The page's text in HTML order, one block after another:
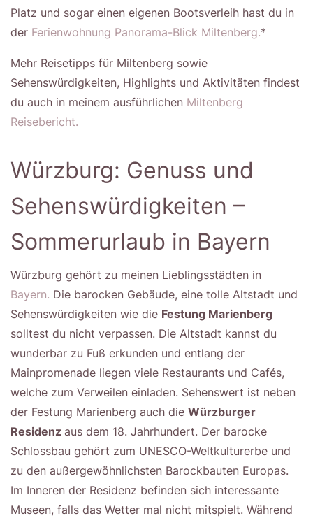
Platz und sogar einen eigenen Bootsverleih hast du in
der Ferienwohnung Panorama-Blick Miltenberg.*
Mehr Reisetipps für Miltenberg sowie
Sehenswürdigkeiten, Highlights und Aktivitäten findest
du auch in meinem ausführlichen Miltenberg
Reisebericht.
Würzburg: Genuss und
Sehenswürdigkeiten –
Sommerurlaub in Bayern
Würzburg gehört zu meinen Lieblingsstädten in
Bayern. Die barocken Gebäude, eine tolle Altstadt und
Sehenswürdigkeiten wie die Festung Marienberg
solltest du nicht verpassen. Die Altstadt kannst du
wunderbar zu Fuß erkunden und entlang der
Mainpromenade liegen viele Restaurants und Cafés,
welche zum Verweilen einladen. Sehenswert ist neben
der Festung Marienberg auch die Würzburger
Residenz aus dem 18. Jahrhundert. Der barocke
Schlossbau gehört zum UNESCO-Weltkulturerbe und
zu den außergewöhnlichsten Barockbauten Europas.
Im Inneren der Residenz befinden sich interessante
Museen, falls das Wetter mal nicht mitspielt. Während